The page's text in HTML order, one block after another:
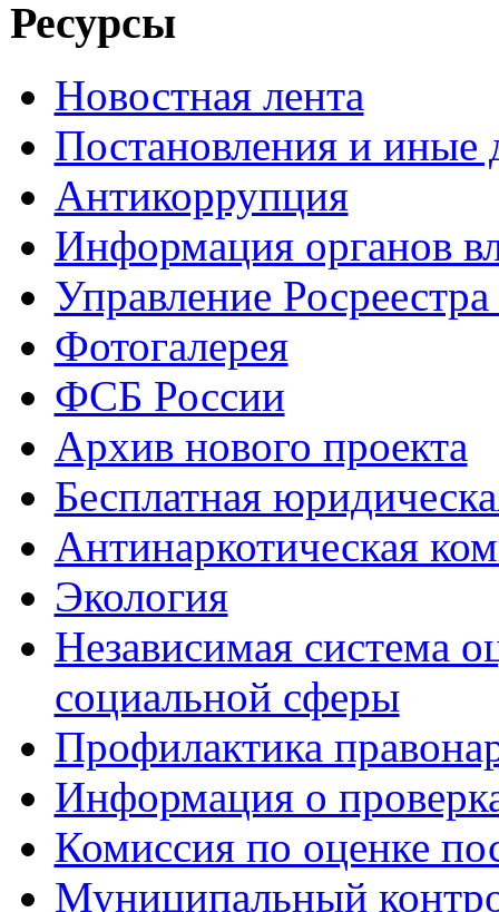
Ресурсы
Новостная лента
Постановления и иные
Антикоррупция
Информация органов
Управление
Фотогалерея
ФСБ России
Архив нового проекта
Бесплатная
Антинаркотическая
Экология
Независимая система
социальной сферы
Профилактика
Информация о
Комиссия по оценке
Муниципальный